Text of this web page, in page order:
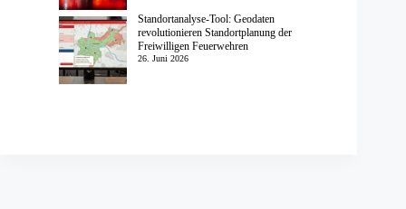
Standortanalyse-Tool: Geodaten
revolutionieren Standortplanung der
Freiwilligen Feuerwehren
26. Juni 2026